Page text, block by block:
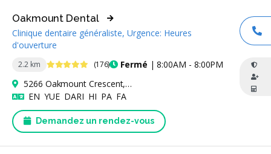
2.2 km 4.9 étoiles (176) Fermé | 8:00AM - 8:00PM
Oakmount Dental
Clinique dentaire généraliste, Urgence: Heures
d'ouverture
Demandez un rendez-vous
5266 Oakmount Crescent, Burnaby, BC V5H 4S1, Canada
EN Anglais
YUECantonais
DARI Dari
HI Hindi
PAPendjabi
FAPersan